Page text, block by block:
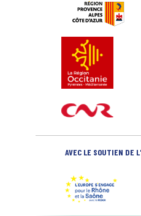
AVEC LE SOUTIEN DE